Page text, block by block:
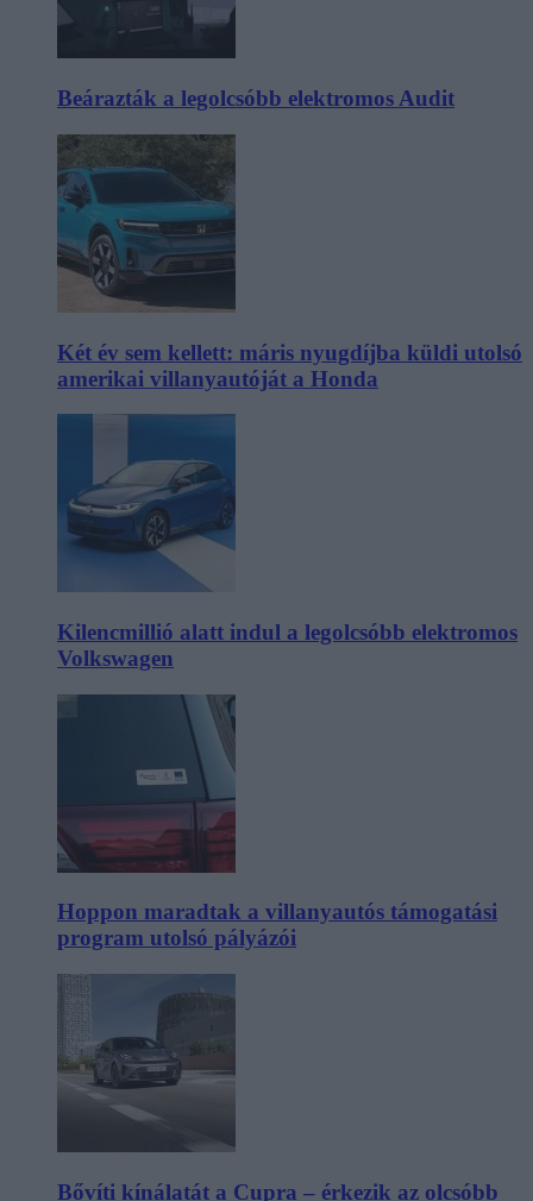
Beárazták a legolcsóbb elektromos Audit
Két év sem kellett: máris nyugdíjba küldi utolsó
amerikai villanyautóját a Honda
Kilencmillió alatt indul a legolcsóbb elektromos
Volkswagen
Hoppon maradtak a villanyautós támogatási
program utolsó pályázói
Bővíti kínálatát a Cupra – érkezik az olcsóbb